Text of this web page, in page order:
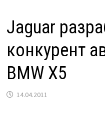
Jaguar
конкурент
BMW X5
14.04.2011